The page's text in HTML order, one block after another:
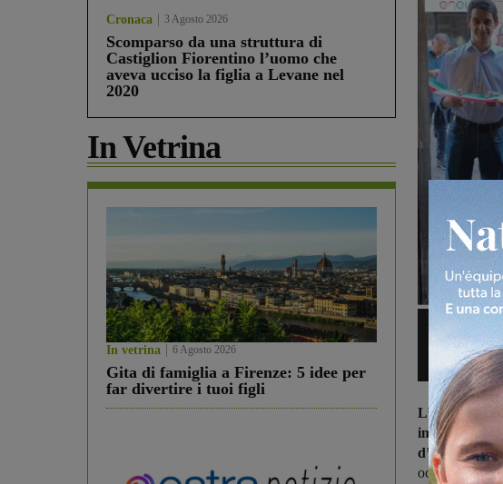
Cronaca 3 Agosto 2026
Scomparso da una struttura di
Castiglion Fiorentino l’uomo che
aveva ucciso la figlia a Levane nel
2020
In Vetrina
In vetrina 6 Agosto 2026
Gita di famiglia a Firenze: 5 idee per
far divertire i tuoi figli
L’iniziativa si
imperfetto”
occasione per